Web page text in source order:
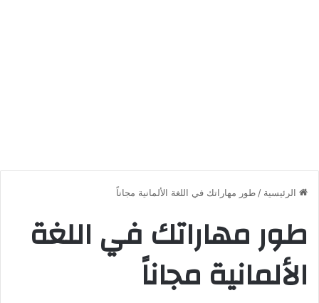
الرئيسية / طور مهاراتك في اللغة الألمانية مجاناً
طور مهاراتك في اللغة
الألمانية مجاناً